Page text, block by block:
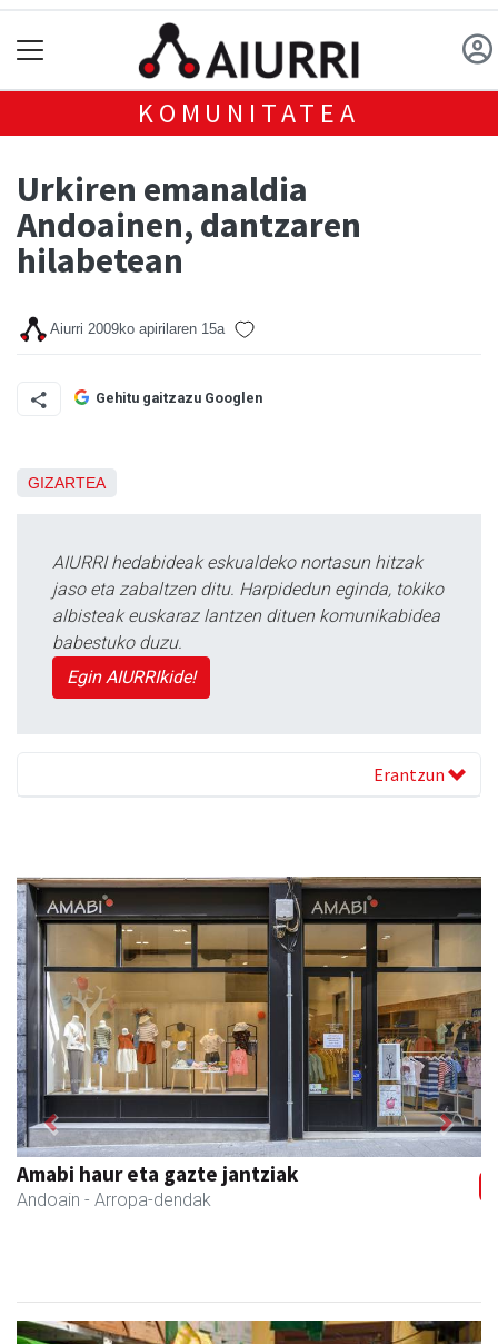
KOMUNITATEA
Urkiren emanaldia
Andoainen, dantzaren
hilabetean
Aiurri 2009ko apirilaren 15a
Gehitu gaitzazu Googlen
GIZARTEA
AIURRI hedabideak eskualdeko nortasun hitzak
jaso eta zabaltzen ditu. Harpidedun eginda, tokiko
albisteak euskaraz lantzen dituen komunikabidea
babestuko duzu.
Egin AIURRIkide!
Erantzun
Itxaspe
Urnieta - Frutategiak
Previous Next